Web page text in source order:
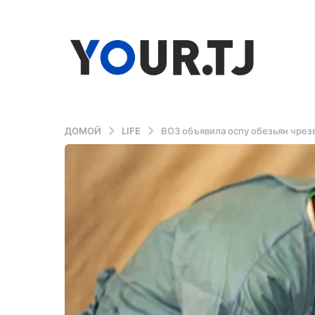
ДОМОЙ LIFE ВОЗ объявила оспу обезьян